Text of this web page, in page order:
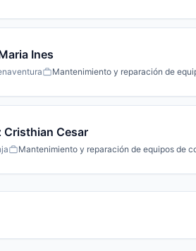
Ines
Mantenimiento y reparación de
Cesar
Mantenimiento y reparación de equipos de